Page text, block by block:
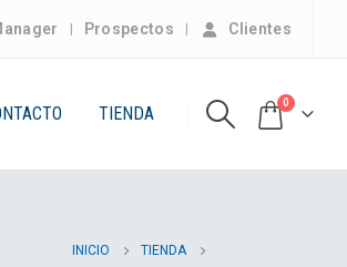
Prospectos Clientes
TIENDA
0
INICIO
TIENDA